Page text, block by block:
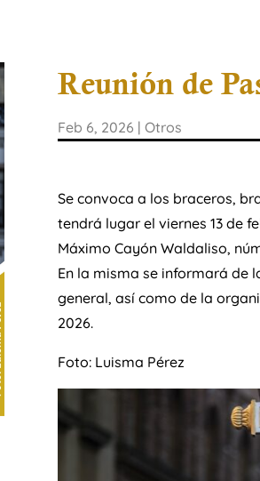
Reunión de
Feb 6, 2026 | Otros
Se convoca a los braceros,
tendrá lugar el viernes 13 de
Máximo Cayón Waldaliso,
En la misma se informará de
general, así como de la
2026.
Foto: Luisma Pérez